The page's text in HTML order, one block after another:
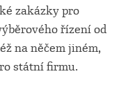
zakázky pro
řízení od
na něčem jiném,
státní firmu.